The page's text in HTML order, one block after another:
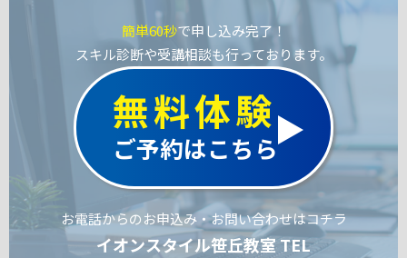
簡単60秒で申し込み完了！
スキル診断や受講相談も行っております。
無料体験
ご予約はこちら
お電話からのお申込み・お問い合わせはコチラ
イオンスタイル笹丘教室 TEL